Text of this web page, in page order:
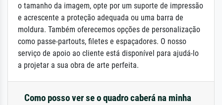
o tamanho da imagem, opte por um suporte de impressão
e acrescente a proteção adequada ou uma barra de
moldura. Também oferecemos opções de personalização
como passe-partouts, filetes e espaçadores. O nosso
serviço de apoio ao cliente está disponível para ajudá-lo
a projetar a sua obra de arte perfeita.
Como posso ver se o quadro caberá na minha